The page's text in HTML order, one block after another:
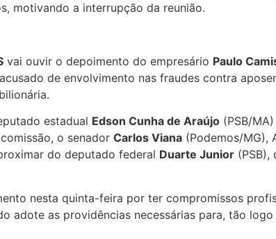
motivando a interrupção da reunião.
vai ouvir o depoimento do empresário Paulo
de envolvimento nas fraudes contra
estadual Edson Cunha de Araújo (PSB/
o senador Carlos Viana (Podemos/MG),
do deputado federal Duarte Junior (PSB),
nesta quinta-feira por ter compromissos
adote as providências necessárias para, tão